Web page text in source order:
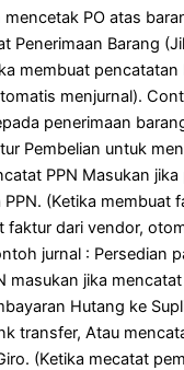
PO atas
Penerimaan Barang
membuat pencatatan
menjurnal).
penerimaan
Pembelian untuk
PPN Masukan
PPN. (Ketika membuat
faktur dari vendor,
jurnal : Persedian
masukan jika
Hutang ke
transfer, Atau
(Ketika mecatat